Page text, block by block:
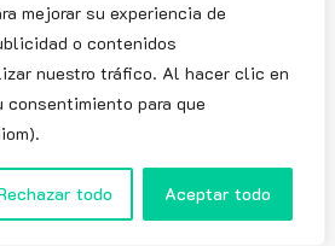
mejorar su experiencia de
o contenidos
nuestro tráfico. Al hacer clic en
para que
todo Aceptar todo